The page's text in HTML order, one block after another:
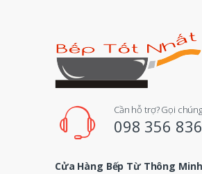
Cần hỗ trợ? Gọi
098 356
Cửa Hàng Bếp Từ Thông